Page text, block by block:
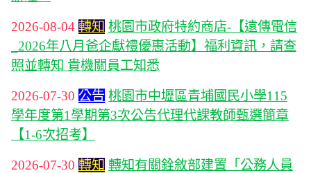
2026-08-04 轉知 桃園市政府特約商店-【遠傳電信
_2026年八月爸企獻禮優惠活動】福利資訊，請查
照並轉知 貴機關員工知悉
2026-07-30 公告 桃園市中壢區青埔國民小學115
學年度第1學期第3次公告代理代課教師甄選簡章
【1-6次招考】
2026-07-30 轉知 轉知有關銓敘部建置「公務人員